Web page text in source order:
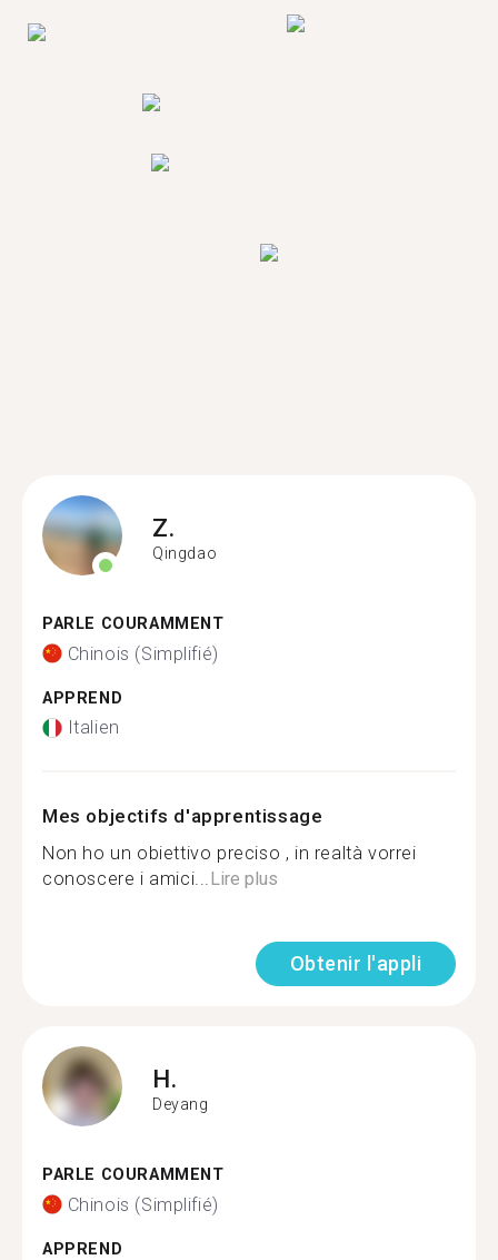
Z.
Qingdao
PARLE COURAMMENT
Chinois (Simplifié)
APPREND
Italien
Mes objectifs d'apprentissage
Non ho un obiettivo preciso , in realtà vorrei
conoscere i amici...Lire plus
Obtenir l'appli
H.
Deyang
PARLE COURAMMENT
Chinois (Simplifié)
APPREND